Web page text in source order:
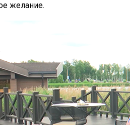
желание.